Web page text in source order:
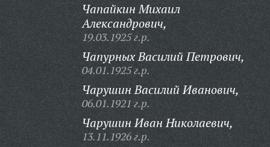
Чапайкин Михаил
Александрович,
19.03.1925 г.р.
Чапурных Василий Петрович,
04.01.1925 г.р.
Чарушин Василий Иванович,
06.01.1921 г.р.
Чарушин Иван Николаевич,
13.11.1926 г.р.